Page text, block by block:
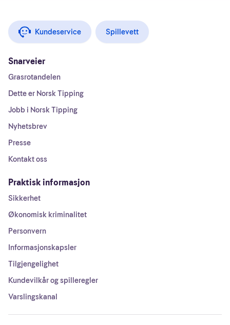
Kundeservice Spillevett
Snarveier
Grasrotandelen
Dette er Norsk Tipping
Jobb i Norsk Tipping
Nyhetsbrev
Presse
Kontakt oss
Praktisk informasjon
Sikkerhet
Økonomisk kriminalitet
Personvern
Informasjonskapsler
Tilgjengelighet
Kundevilkår og spilleregler
Varslingskanal